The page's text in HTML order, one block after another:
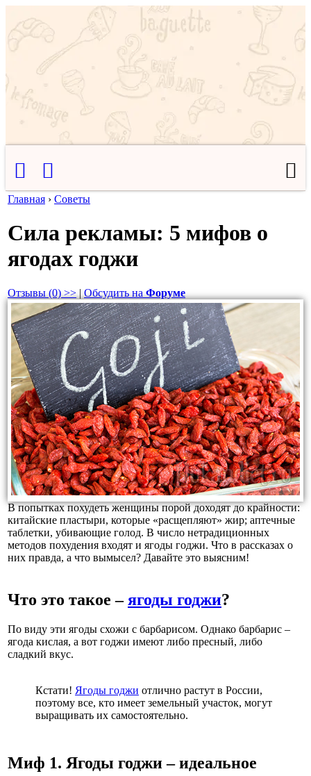
Главная › Советы
Сила рекламы: 5 мифов о
ягодах годжи
Отзывы (0) >> | Обсудить на Форуме
В попытках похудеть женщины порой доходят до крайности:
китайские пластыри, которые «расщепляют» жир; аптечные
таблетки, убивающие голод. В число нетрадиционных
методов похудения входят и ягоды годжи. Что в рассказах о
них правда, а что вымысел? Давайте это выясним!
Что это такое – ягоды годжи?
По виду эти ягоды схожи с барбарисом. Однако барбарис –
ягода кислая, а вот годжи имеют либо пресный, либо
сладкий вкус.
Кстати! Ягоды годжи отлично растут в России,
поэтому все, кто имеет земельный участок, могут
выращивать их самостоятельно.
Миф 1. Ягоды годжи – идеальное